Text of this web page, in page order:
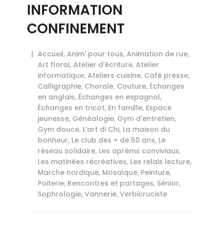
INFORMATION
CONFINEMENT
Accueil, Anim' pour tous, Animation de rue,
Art floral, Atelier d'écriture, Atelier
informatique, Ateliers cuisine, Café presse,
Calligraphie, Chorale, Couture, Échanges
en anglais, Échanges en espagnol,
Échanges en tricot, En famille, Espace
jeunesse, Généalogie, Gym d'entretien,
Gym douce, L’art di Chi, La maison du
bonheur, Le club des + de 50 ans, Le
réseau solidaire, Les aprèms conviviaux,
Les matinées récréatives, Les relais lecture,
Marche nordique, Mosaïque, Peinture,
Poiterie, Rencontres et partages, Sénior,
Sophrologie, Vannerie, Verbicruciste